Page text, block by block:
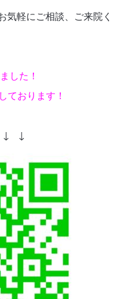
気軽にご相談、ご来院く
した！
ております！
↓